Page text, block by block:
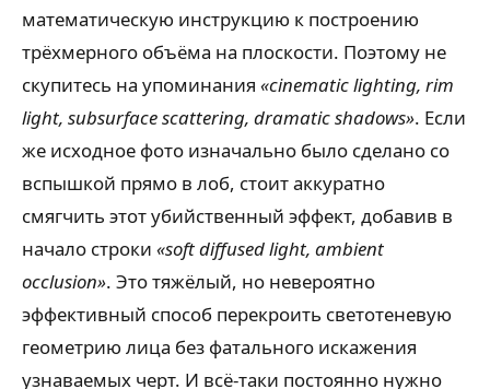
математическую инструкцию к построению
трёхмерного объёма на плоскости. Поэтому не
скупитесь на упоминания «cinematic lighting, rim
light, subsurface scattering, dramatic shadows». Если
же исходное фото изначально было сделано со
вспышкой прямо в лоб, стоит аккуратно
смягчить этот убийственный эффект, добавив в
начало строки «soft diffused light, ambient
occlusion». Это тяжёлый, но невероятно
эффективный способ перекроить светотеневую
геометрию лица без фатального искажения
узнаваемых черт. И всё-таки постоянно нужно